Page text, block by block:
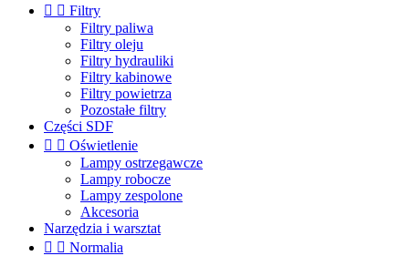
  Filtry
Filtry paliwa
Filtry oleju
Filtry hydrauliki
Filtry kabinowe
Filtry powietrza
Pozostałe filtry
Części SDF
  Oświetlenie
Lampy ostrzegawcze
Lampy robocze
Lampy zespolone
Akcesoria
Narzędzia i warsztat
  Normalia